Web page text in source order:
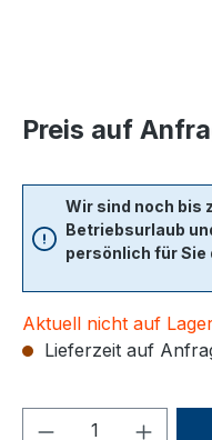
Preis auf
Wir sind noch bis
Betriebsurlaub
persönlich für Sie
Aktuell nicht auf
Lieferzeit auf